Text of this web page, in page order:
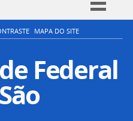
Simplifique!
Participe
Acesso à informação
Legislação
MAPA DO SITE
Federal